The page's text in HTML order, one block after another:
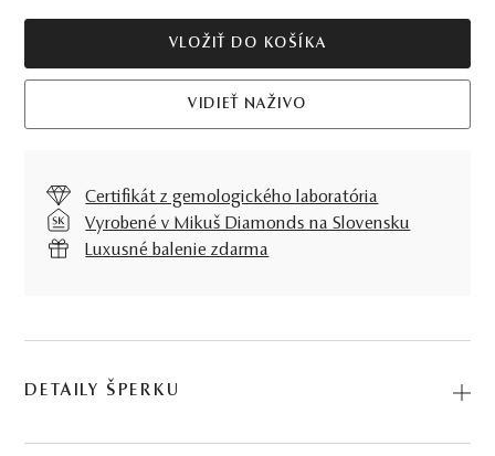
VLOŽIŤ DO KOŠÍKA
VIDIEŤ NAŽIVO
Certifikát z gemologického laboratória
Vyrobené v Mikuš Diamonds na Slovensku
Luxusné balenie zdarma
DETAILY ŠPERKU